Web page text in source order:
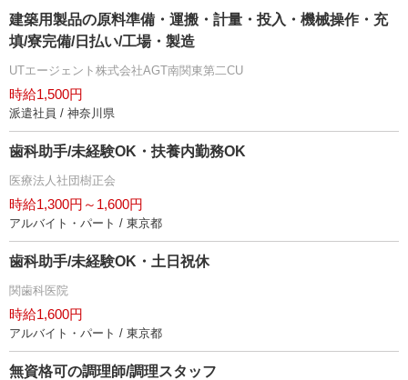
建築用製品の原料準備・運搬・計量・投入・機械操作・充
填/寮完備/日払い/工場・製造
UTエージェント株式会社AGT南関東第二CU
時給1,500円
派遣社員 / 神奈川県
歯科助手/未経験OK・扶養内勤務OK
医療法人社団樹正会
時給1,300円～1,600円
アルバイト・パート / 東京都
歯科助手/未経験OK・土日祝休
関歯科医院
時給1,600円
アルバイト・パート / 東京都
無資格可の調理師/調理スタッフ